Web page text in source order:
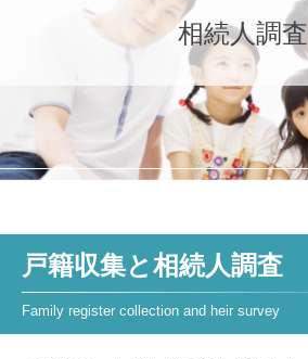
相続人調査
戸籍収集と相続人調査